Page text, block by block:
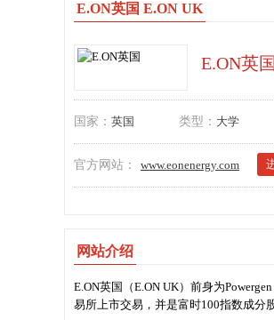
E.ON英国 E.ON UK
E.ON英国
国家： 英国 类型： 大学
官方网站： www.eonenergy.com
网站介绍
E.ON英国（E.ON UK）前身为
易所上市交易，并是富时100指数成分